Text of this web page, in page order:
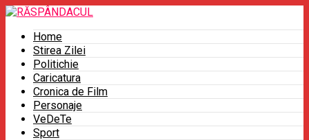
Home
Stirea Zilei
Politichie
Caricatura
Cronica de Film
Personaje
VeDeTe
Sport